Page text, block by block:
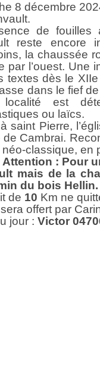
8 décembre
de
reste encore
la chaussée
par l’ouest. Une
textes dès le
dans le fief
est
ou laïcs.
saint Pierre,
de Cambrai.
classique, en
Attention : Pour
mais de la
du bois Hellin.
de 10 Km ne
sera offert par
jour :Victor